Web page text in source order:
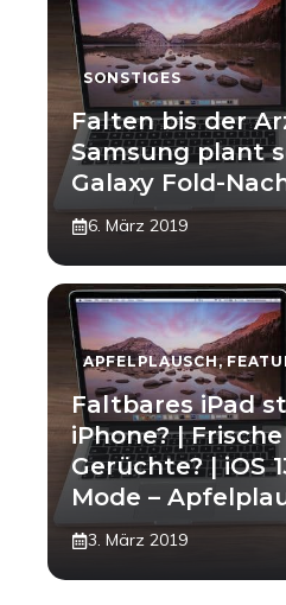
SONSTIGES
Falten bis der
Samsung plant
Galaxy Fold-
6. März 2019
APFELPLAUSCH,
Faltbares iPad
iPhone? |
Gerüchte? | iOS
Mode –
3. März 2019